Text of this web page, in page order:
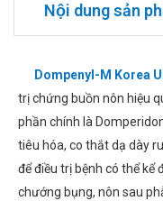
Nội dung sản
Dompenyl-M Korea
trị chứng buồn nôn hiệu
phần chính là
tiêu hóa, co thắt dạ dày
để điều trị bệnh có thể kể
chướng bụng, nôn sau